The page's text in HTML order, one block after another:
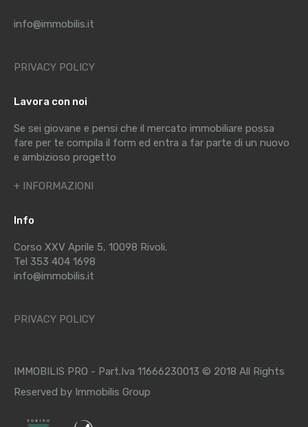
info@immobilis.it
PRIVACY POLICY
Lavora con noi
Se sei giovane e pensi che il mercato immobiliare possa
fare per te compila il form ed entra a far parte di un nuovo
e ambizioso progetto
+ INFORMAZIONI
Info
Corso XXV Aprile 5, 10098 Rivoli.
Tel 353 404 1698
info@immobilis.it
PRIVACY POLICY
IMMOBILIS PRO - Part.Iva 11666230013 © 2018 All Rights
Reserved by Immobilis Group